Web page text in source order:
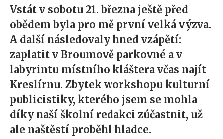
Vstát v sobotu 21. března ještě před
obědem byla pro mě první velká výzva.
A další následovaly hned vzápětí:
zaplatit v Broumově parkovné a v
labyrintu místního kláštera včas najít
Kreslírnu. Zbytek workshopu kulturní
publicistiky, kterého jsem se mohla
díky naší školní redakci zúčastnit, už
ale naštěstí proběhl hladce.